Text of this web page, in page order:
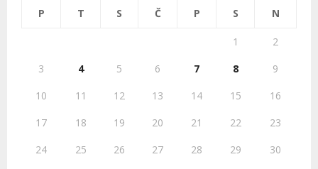
C
H
P T S Č P S N
1
2
3
4 5 6 7 8
9
10
11 12 13 14 15
16
17
18 19 20 21 22
23
24
25 26 27 28 29
30